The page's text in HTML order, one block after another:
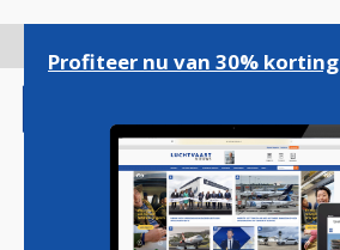
gaan
Profiteer nu van 30% korting